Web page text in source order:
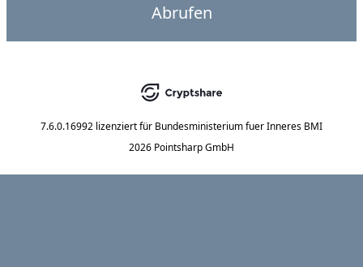
Abrufen
7.6.0.16992 lizenziert für Bundesministerium fuer Inneres BMI
2026 Pointsharp GmbH